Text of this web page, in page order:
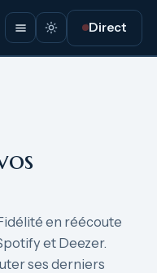
Direct
en réécoute
et Deezer.
ses derniers